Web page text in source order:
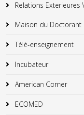
Relations Exterieures
Maison du Doctorant
Télé-enseignement
Incubateur
American Corner
ECOMED